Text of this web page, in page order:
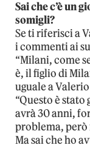
Sai che c’è un
somigli?
Se ti riferisci a
i commenti ai
“Milani, come
è, il figlio di
uguale a
“Questo è stato
avrà 30 anni,
problema, però
Ma sai che ho